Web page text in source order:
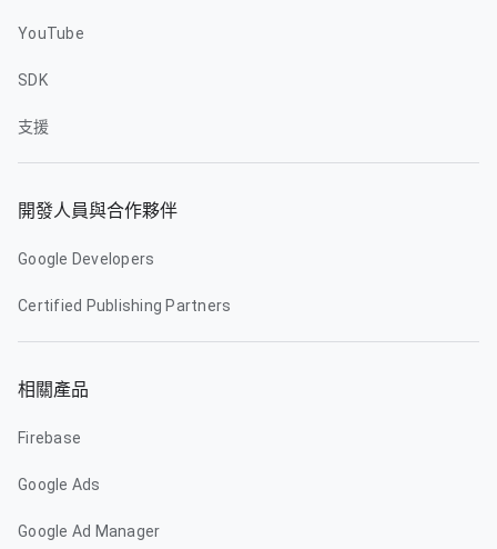
YouTube
SDK
支援
開發人員與合作夥伴
Google Developers
Certified Publishing Partners
相關產品
Firebase
Google Ads
Google Ad Manager